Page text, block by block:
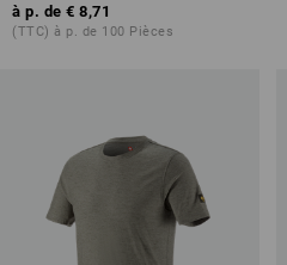
à p. de € 8,71
(TTC) à p. de 100 Pièces